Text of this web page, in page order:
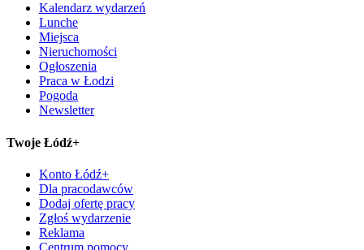
Kalendarz wydarzeń
Lunche
Miejsca
Nieruchomości
Ogłoszenia
Praca w Łodzi
Pogoda
Newsletter
Twoje Łódź+
Konto Łódź+
Dla pracodawców
Dodaj ofertę pracy
Zgłoś wydarzenie
Reklama
Centrum pomocy